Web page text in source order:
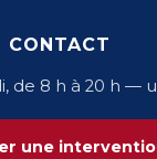
CONTACT
de 8 h à 20 h —
une